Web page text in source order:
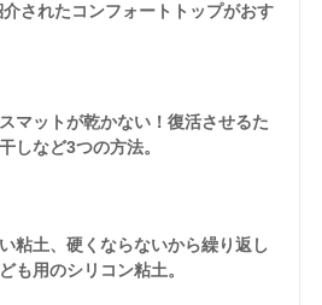
されたコンフォートトップがおす
マットが乾かない！復活させるた
しなど3つの方法。
粘土、硬くならないから繰り返し
も用のシリコン粘土。